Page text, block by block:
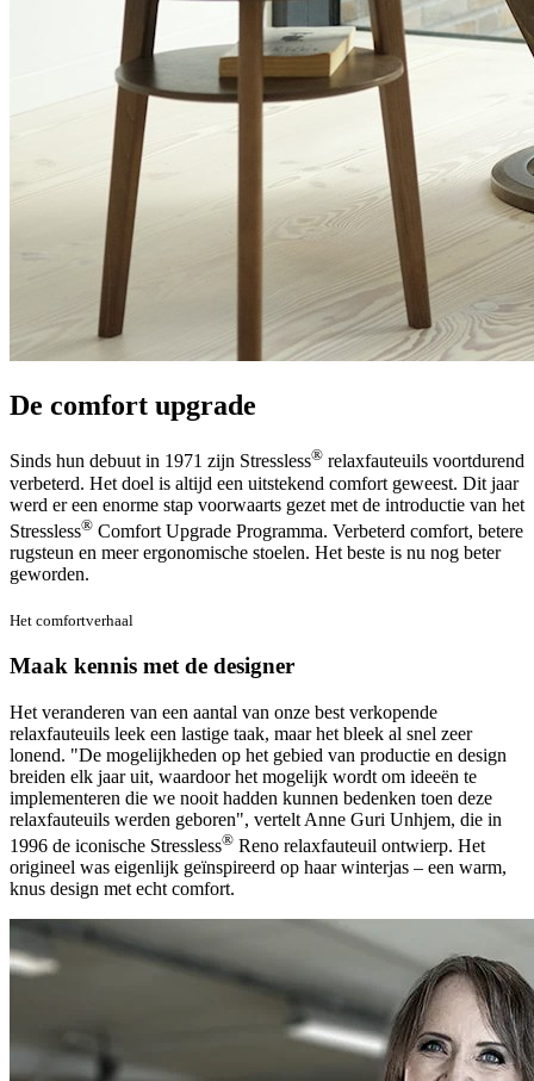
De comfort upgrade
Sinds hun debuut in 1971 zijn Stressless® relaxfauteuils voortdurend
verbeterd. Het doel is altijd een uitstekend comfort geweest. Dit jaar
werd er een enorme stap voorwaarts gezet met de introductie van het
Stressless® Comfort Upgrade Programma. Verbeterd comfort, betere
rugsteun en meer ergonomische stoelen. Het beste is nu nog beter
geworden.
Het comfortverhaal
Maak kennis met de designer
Het veranderen van een aantal van onze best verkopende
relaxfauteuils leek een lastige taak, maar het bleek al snel zeer
lonend. "De mogelijkheden op het gebied van productie en design
breiden elk jaar uit, waardoor het mogelijk wordt om ideeën te
implementeren die we nooit hadden kunnen bedenken toen deze
relaxfauteuils werden geboren", vertelt Anne Guri Unhjem, die in
1996 de iconische Stressless® Reno relaxfauteuil ontwierp. Het
origineel was eigenlijk geïnspireerd op haar winterjas – een warm,
knus design met echt comfort.